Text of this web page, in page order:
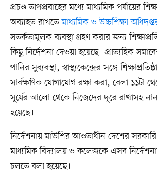
প্রচণ্ড তাপপ্রবাহের মধ্যে মাধ্যমিক পর্যায়ের
অব্যাহত রাখতেমাধ্যমিক ও উচ্চশিক্ষা
সতর্কতামূলক ব্যবস্থা গ্রহণ করার জন্য
কিছু নির্দেশনা দেওয়া হয়েছে। প্রাত্যহিক
পানির সুব্যবস্থা, স্বাস্থ্যকেন্দ্রের সঙ্গে
সার্বক্ষণিক যোগাযোগ রক্ষা করা, বেলা ১১টা
সূর্যের আলো থেকে নিজেদের দূরে রাখাসহ
হয়েছে।
নির্দেশনায় মাউশির আওতাধীন দেশের
মাধ্যমিক বিদ্যালয় ও কলেজকে এসব
চলতে বলা হয়েছে।